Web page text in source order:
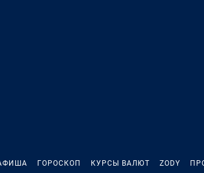
ГОРОСКОП КУРСЫ ВАЛЮТ ZODY